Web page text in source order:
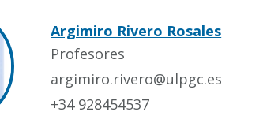
Argimiro Rivero Rosales
Profesores
argimiro.rivero@ulpgc.es
+34 928454537